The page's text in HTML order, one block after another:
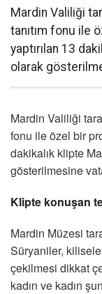
Mardin Valiliği
tanıtım fonu ile
yaptırılan 13
olarak
Mardin Valiliği
fonu ile özel bir
dakikalık klipte
gösterilmesine
Klipte konuşan
Mardin Müzesi
Süryaniler,
çekilmesi dikkat
kadın ve kadın